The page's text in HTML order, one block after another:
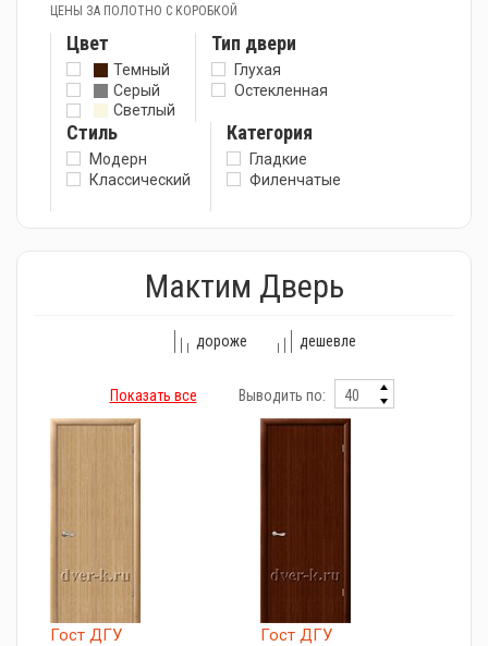
ЦЕНЫ ЗА ПОЛОТНО С КОРОБКОЙ
Цвет
Темный
Серый
Светлый
Тип двери
Глухая
Остекленная
Стиль
Модерн
Классический
Категория
Гладкие
Филенчатые
Мактим Дверь
дороже дешевле
Показать все Выводить по:
Гост ДГУ
Гост ДГУ